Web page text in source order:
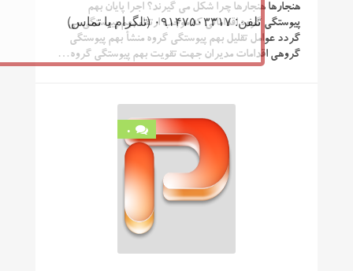
هنجارها هنجارها چرا شکل می گیرند؟ اجرا پایان بهم
پیوستگی گروه اقداماتی که موجب ارتقاء بهم پیوستگی می
گردد عوامل تقلیل بهم پیوستگی گروه منشأ بهم پیوستگی
گروهی اقدامات مدیران جهت تقویت بهم پیوستگی گروه…
0
تلفن: ۰۹۱۴۷۵۰۳۳۱۷ (تلگرام یا تماس)